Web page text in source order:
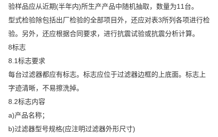
验样品应从近期(半年内)所生产产品中随机抽取，数量为11台。
型式检验除包括出厂检验的全部项目外，还应对表3所列各项进行检
验。另外，还应根据合同要求，进行抗震试验或抗震分析计算。
8标志
8.1标志要求
每台过滤器都应有标志。标志应位于过滤器边框的上底面。标志上
字迹清晰，不易擦洗掉。
8.2标志内容
a)产品名称；
b)过滤器型号规格(应注明过滤器外形尺寸)